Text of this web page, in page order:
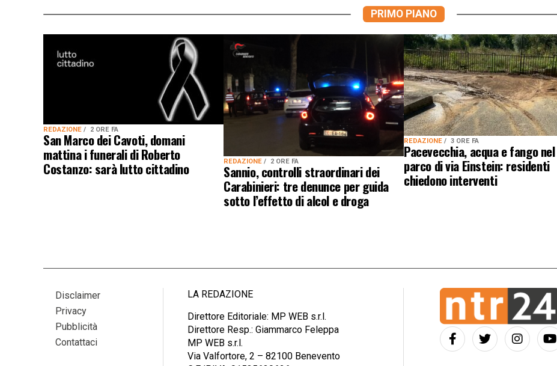
PRIMO PIANO
REDAZIONE 2 ORE FA
San Marco dei Cavoti, domani
mattina i funerali di Roberto
Costanzo: sarà lutto cittadino REDAZIONE 2 ORE FA
Sannio, controlli straordinari dei
Carabinieri: tre denunce per guida
sotto l’effetto di alcol e droga
REDAZIONE 3 ORE FA
Pacevecchia, acqua e fango nel
parco di via Einstein: residenti
chiedono interventi
Disclaimer
Privacy
Pubblicità
Contattaci
LA REDAZIONE
Direttore Editoriale: MP WEB s.r.l.
Direttore Resp.: Giammarco Feleppa
MP WEB s.r.l.
Via Valfortore, 2 – 82100 Benevento